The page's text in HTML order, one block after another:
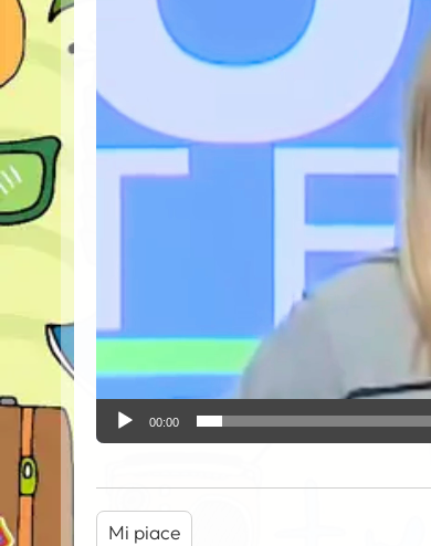
P
l
00:00
Mi piace